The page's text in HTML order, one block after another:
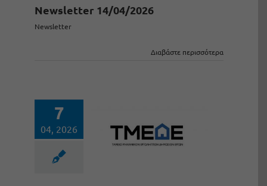
Newsletter 14/04/2026
Newsletter
Διαβάστε περισσότερα
7
04, 2026